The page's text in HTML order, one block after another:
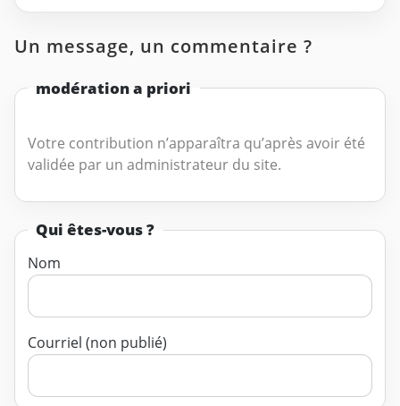
Un message, un commentaire ?
modération a priori
Votre contribution n’apparaîtra qu’après avoir été
validée par un administrateur du site.
Qui êtes-vous ?
Nom
Courriel (non publié)